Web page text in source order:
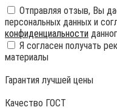
Отправляя отзыв, Вы
персональных данных и
конфиденциальности
Я согласен получать
материалы
Гарантия лучшей цены
Качество ГОСТ